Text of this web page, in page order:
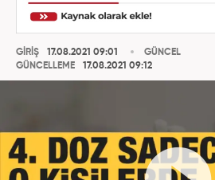
GİRİŞ
17.08.2021 09:01
GÜNCELLEME
17.08.2021 09:12
GÜNCEL